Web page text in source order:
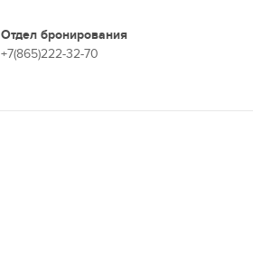
Отдел бронирования
+7(865)222-32-70